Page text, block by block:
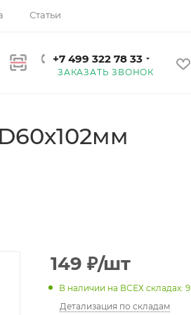
Статьи
+7 499 322 78 33
ЗАКАЗАТЬ ЗВОНОК
149 ₽/шт
В наличии на ВСЕХ складах: 9
Детализация по складам